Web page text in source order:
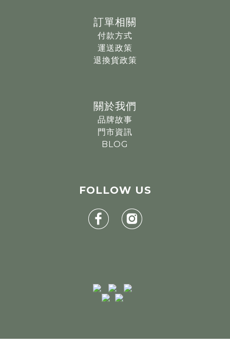
訂單相關
付款方式
運送政策
退換貨政策
關於我們
品牌故事
門市資訊
BLOG
FOLLOW US